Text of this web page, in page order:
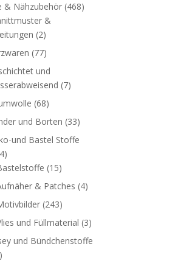
& Nähzubehör (468)
&
(2)
(77)
und
(7)
(68)
und Borten (33)
und Bastel Stoffe
(15)
& Patches (4)
(243)
und Füllmaterial (3)
und Bündchenstoffe